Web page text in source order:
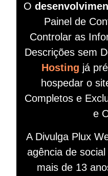
O
Painel de
Controlar as
Descrições sem
Hosting já
hospedar o
Completos e
e
A Divulga Plux
agência de
mais de 13